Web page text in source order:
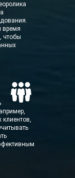
клиентов,
время
чтобы